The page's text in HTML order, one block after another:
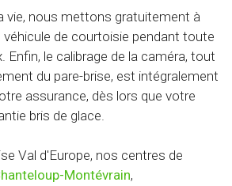
vie, nous mettons gratuitement à
de courtoisie pendant toute
Enfin, le calibrage de la caméra, tout
du pare-brise, est intégralement
assurance, dès lors que votre
bris de glace.
Val d'Europe, nos centres de
Montévrain,